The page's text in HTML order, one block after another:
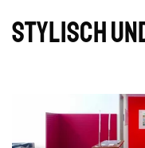
Stylisch